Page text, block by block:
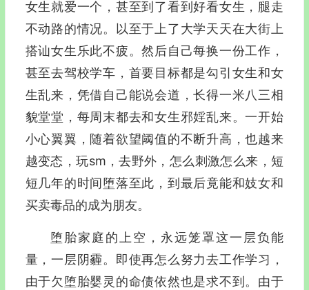
女生就爱一个，甚至到了看到好看女生，腿走
不动路的情况。以至于上了大学天天在大街上
搭讪女生乐此不疲。然后自己每换一份工作，
甚至去驾校学车，首要目标都是勾引女生和女
生乱来，凭借自己能说会道，长得一米八三相
貌堂堂，每周末都去和女生邪婬乱来。一开始
小心翼翼，随着欲望阈值的不断升高，也越来
越变态，玩sm，去野外，怎么刺激怎么来，短
短几年的时间堕落至此，到最后竟能和妓女和
买卖毒品的成为朋友。
堕胎家庭的上空，永远笼罩这一层负能
量，一层阴霾。即使再怎么努力去工作学习，
由于欠堕胎婴灵的命债依然也是求不到。由于